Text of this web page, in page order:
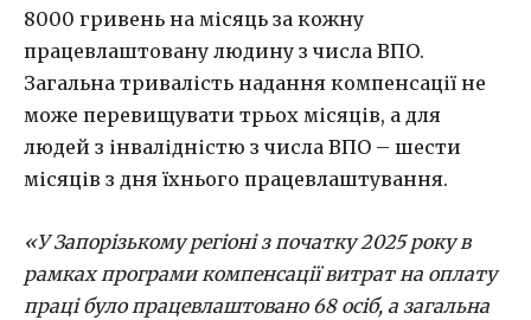
8000 гривень на місяць за кожну
працевлаштовану людину з числа ВПО.
Загальна тривалість надання компенсації не
може перевищувати трьох місяців, а для
людей з інвалідністю з числа ВПО – шести
місяців з дня їхнього працевлаштування.
«У Запорізькому регіоні з початку 2025 року в
рамках програми компенсації витрат на оплату
праці було працевлаштовано 68 осіб, а загальна